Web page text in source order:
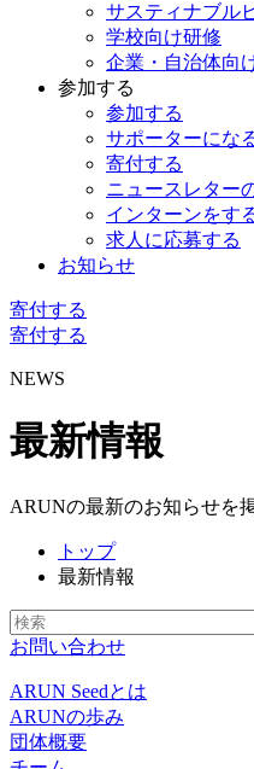
サスティナブル
学校向け研修
企業・自治体向
参加する
参加する
サポーターにな
寄付する
ニュースレター
インターンをす
求人に応募する
お知らせ
寄付する
寄付する
NEWS
最新情報
ARUNの最新のお知らせを
トップ
最新情報
お問い合わせ
ARUN Seedとは
ARUNの歩み
団体概要